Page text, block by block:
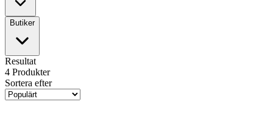
Butiker
Resultat
4 Produkter
Sortera efter